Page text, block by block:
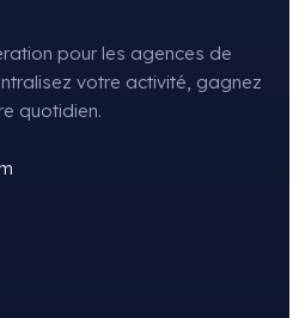
pour les agences de
votre activité, gagnez
quotidien.